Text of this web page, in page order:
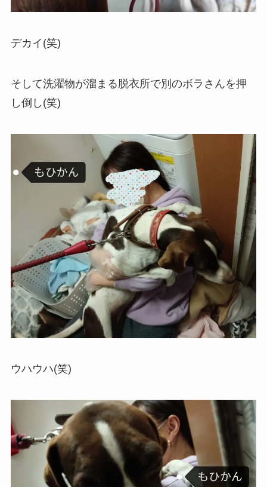
デカイ(笑)
そして洗濯物が溜まる脱衣所で別のボラさんを押
し倒し(笑)
ウハウハ(笑)